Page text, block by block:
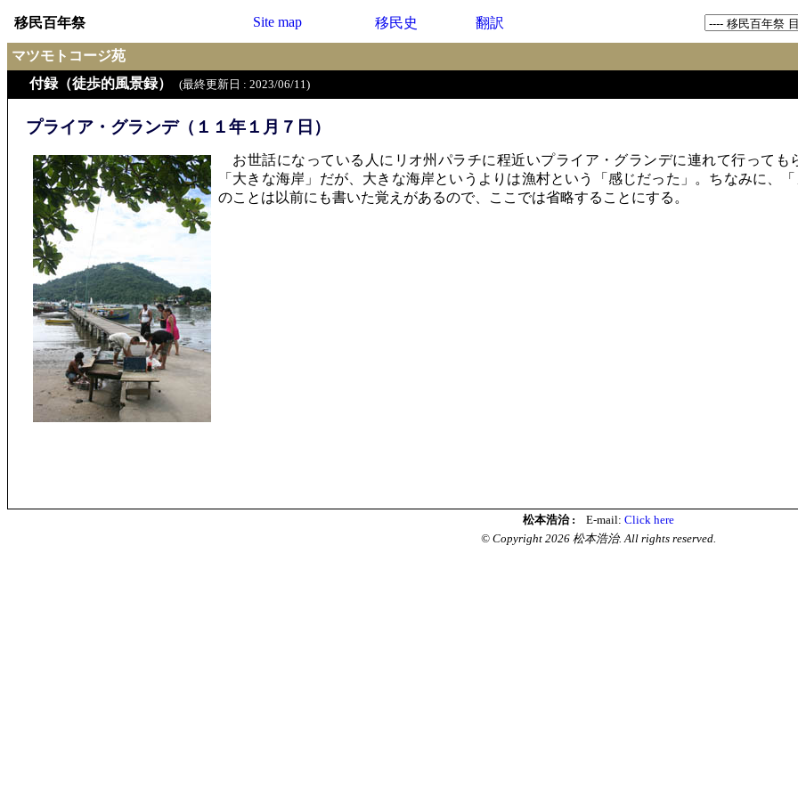
移民百年祭 Site map 移民史 翻訳
マツモトコージ苑
付録（徒歩的風景録）
(最終更新日 : 2023/06/11)
プライア・グランデ（１１年１月７日）
お世話になっている人にリオ州パラチに程近いプライア・グランデに連れて行って
「大きな海岸」だが、大きな海岸というよりは漁村という「感じだった」。ちなみに、
のことは以前にも書いた覚えがあるので、ここでは省略することにする。
松本浩治 : E-mail: Click here
© Copyright 2026 松本浩治. All rights reserved.